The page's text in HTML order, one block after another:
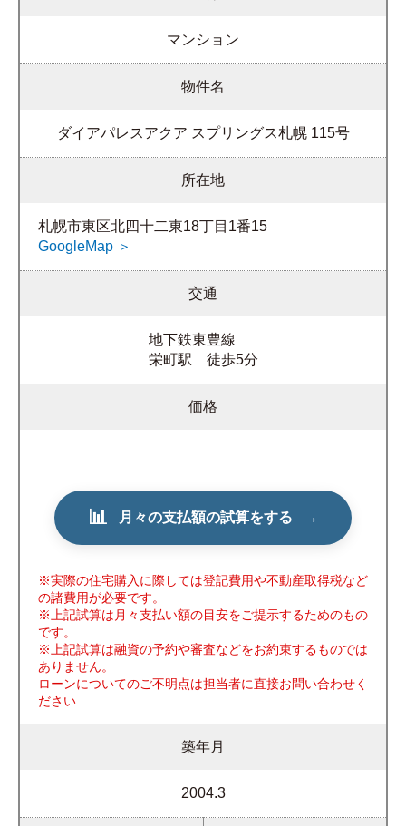
マンション
物件名
ダイアパレスアクア スプリングス札幌 115号
所在地
札幌市東区北四十二東18丁目1番15
GoogleMap ＞
交通
地下鉄東豊線
栄町駅 徒歩5分
価格
📊 月々の支払額の試算をする →
※実際の住宅購入に際しては登記費用や不動産取得税など
の諸費用が必要です。
※上記試算は月々支払い額の目安をご提示するためのもの
です。
※上記試算は融資の予約や審査などをお約束するものでは
ありません。
ローンについてのご不明点は担当者に直接お問い合わせく
ださい
築年月
2004.3